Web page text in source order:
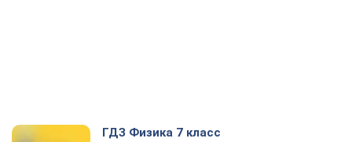
ГДЗ Физика 7 класс